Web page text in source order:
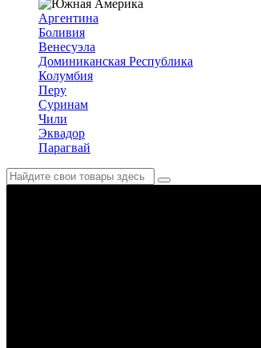
Аргентина
Боливия
Венесуэла
Доминиканская Республика
Колумбия
Перу
Суринам
Чили
Эквадор
Парагвай